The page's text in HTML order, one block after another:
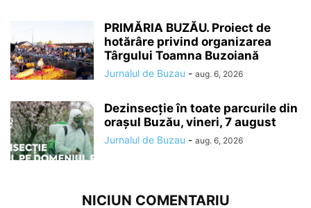
PRIMĂRIA BUZĂU. Proiect de
hotărâre privind organizarea
Târgului Toamna Buzoiană
Jurnalul de Buzau - aug. 6, 2026
Dezinsecție în toate parcurile din
orașul Buzău, vineri, 7 august
Jurnalul de Buzau - aug. 6, 2026
NICIUN COMENTARIU